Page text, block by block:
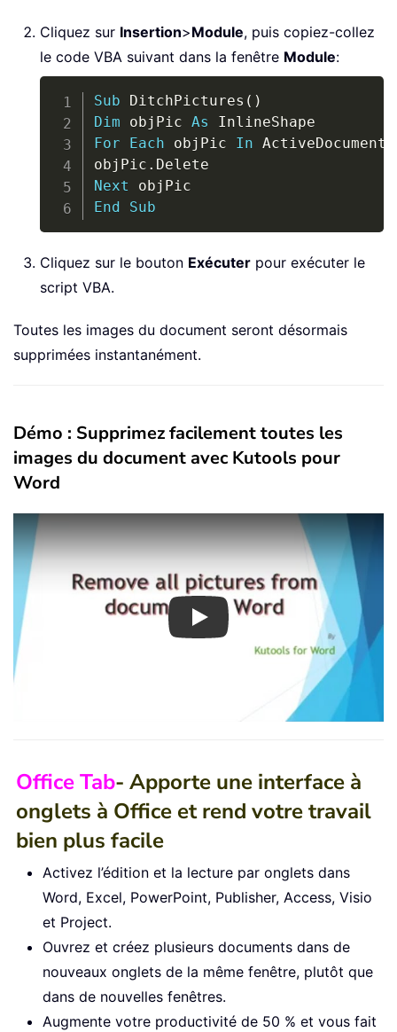
Cliquez sur Insertion>Module, puis copiez-collez
le code VBA suivant dans la fenêtre Module:
Sub DitchPictures ( )
Dim objPic As
For
Each objPic In ActiveDocument
objPic .
Next
End
Sub
Cliquez sur le bouton Exécuter pour exécuter le
script VBA.
Toutes les images du document seront désormais
supprimées instantanément.
Démo : Supprimez facilement toutes les
images du document avec Kutools pour
Word
Play
Office Tab- Apporte une interface à
onglets à Office et rend votre travail
bien plus facile
Activez l’édition et la lecture par onglets dans
Word, Excel, PowerPoint, Publisher, Access, Visio
et Project.
Ouvrez et créez plusieurs documents dans de
nouveaux onglets de la même fenêtre, plutôt que
dans de nouvelles fenêtres.
Augmente votre productivité de 50 % et vous fait